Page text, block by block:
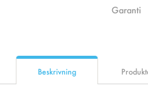
Garanti
Beskrivning